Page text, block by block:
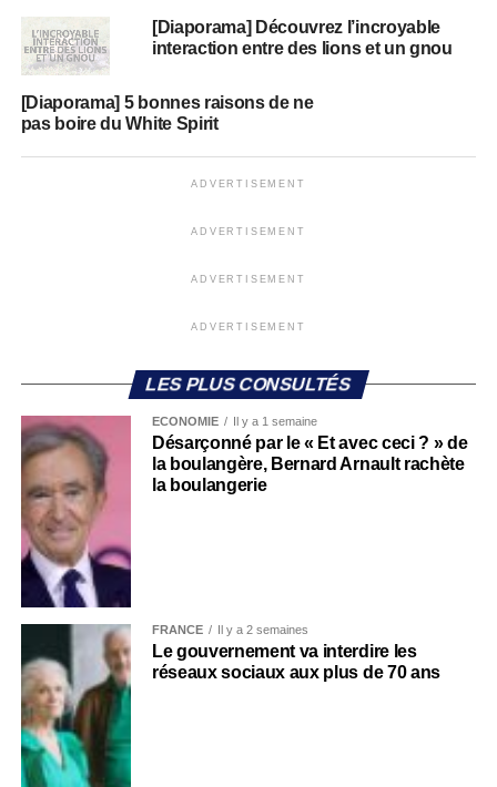
[Diaporama] Découvrez l’incroyable
interaction entre des lions et un gnou
[Diaporama] 5 bonnes raisons de ne
pas boire du White Spirit
ADVERTISEMENT
ADVERTISEMENT
ADVERTISEMENT
ADVERTISEMENT
LES PLUS CONSULTÉS
ECONOMIE Il y a 1 semaine
Désarçonné par le « Et avec ceci ? » de
la boulangère, Bernard Arnault rachète
la boulangerie
FRANCE Il y a 2 semaines
Le gouvernement va interdire les
réseaux sociaux aux plus de 70 ans